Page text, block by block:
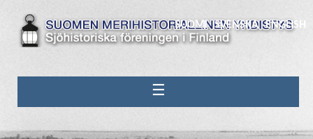
☰
SUOMI SVENSKA ENGLISH